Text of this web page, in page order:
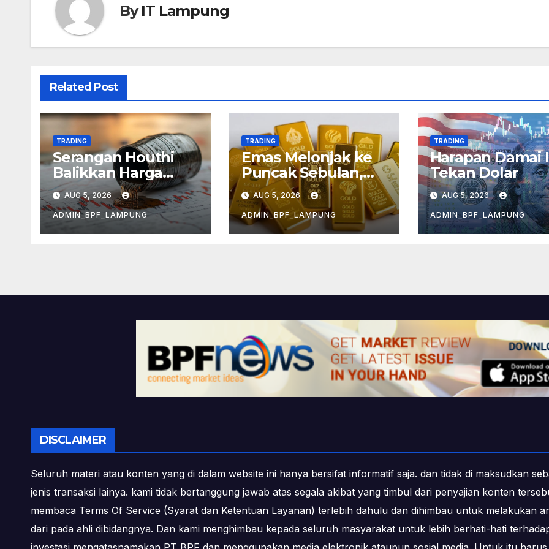
ByIT Lampung
Related Post
TRADING
Serangan Houthi
Balikkan Harga
Minyak
AUG 5, 2026
ADMIN_BPF_LAMPUNG
TRADING
Emas Melonjak ke
Puncak Sebulan,
Kekhawatiran
Inflasi Mereda
AUG 5, 2026
ADMIN_BPF_LAMPUNG
TRADING
Harapan Damai
Tekan Dolar
AUG 5, 2026
ADMIN_BPF_LAMPUNG
DISCLAIMER
Seluruh materi atau konten yang di dalam website ini hanya bersifat informatif saja. dan tidak di maksudkan
jenis transaksi lainya. kami tidak bertanggung jawab atas segala akibat yang timbul dari penyajian konten
membaca Terms Of Service (Syarat dan Ketentuan Layanan) terlebih dahulu dan dihimbau untuk melakukan
dari pada ahli dibidangnya. Dan kami menghimbau kepada seluruh masyarakat untuk lebih berhati-hati